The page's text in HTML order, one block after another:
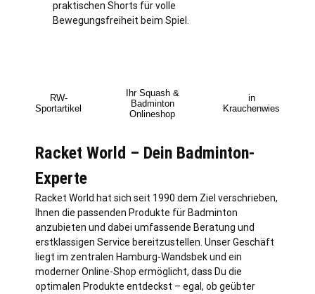
praktischen Shorts für volle
Bewegungsfreiheit beim Spiel.
RW-
Sportartikel
Ihr Squash &
Badminton
Onlineshop
in
Krauchenwies
Racket World – Dein Badminton-
Experte
Racket World hat sich seit 1990 dem Ziel verschrieben,
Ihnen die passenden Produkte für Badminton
anzubieten und dabei umfassende Beratung und
erstklassigen Service bereitzustellen. Unser Geschäft
liegt im zentralen Hamburg-Wandsbek und ein
moderner Online-Shop ermöglicht, dass Du die
optimalen Produkte entdeckst – egal, ob geübter